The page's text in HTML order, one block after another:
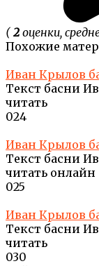
( 2 оценки,
Похожие
Иван Крылов
Текст басни
читать
024
Иван Крылов
Текст басни
читать онлайн
025
Иван Крылов
Текст басни
читать
030